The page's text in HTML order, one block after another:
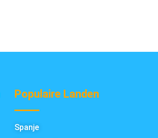
Populaire Landen
Spanje